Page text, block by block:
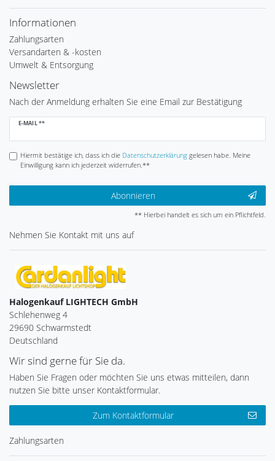
Informationen
Zahlungsarten
Versandarten & -kosten
Umwelt & Entsorgung
Newsletter
Nach der Anmeldung erhalten Sie eine Email zur Bestätigung
E-MAIL **
Newsletter
Hiermit bestätige ich, dass ich die Daten­schutz­erklärunggelesen habe. Meine
Einwilligung kann ich jederzeit widerrufen.**
Abonnieren
** Hierbei handelt es sich um ein Pflichtfeld.
Nehmen Sie Kontakt mit uns auf
Halogenkauf LIGHTECH GmbH
Schlehenweg 4
29690 Schwarmstedt
Deutschland
Wir sind gerne für Sie da.
Haben Sie Fragen oder möchten Sie uns etwas mitteilen, dann
nutzen Sie bitte unser Kontaktformular.
Zum Kontaktformular
Zahlungsarten